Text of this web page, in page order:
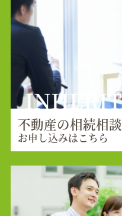
不動産の相続相
お申し込みはこちら